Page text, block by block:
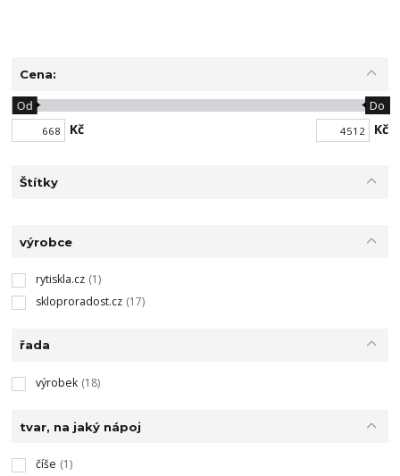
Cena:
Kč
Od Do
Kč
Štítky
výrobce
rytiskla.cz (1)
skloproradost.cz (17)
řada
výrobek (18)
tvar, na jaký nápoj
číše (1)